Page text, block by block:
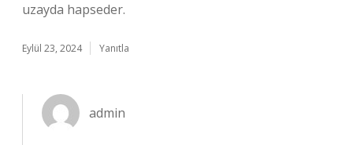
uzayda hapseder.
Eylül 23, 2024 Yanıtla
admin